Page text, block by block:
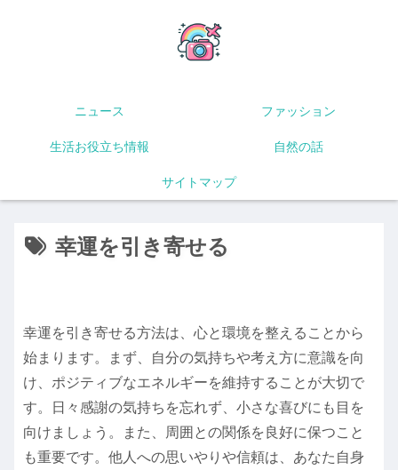
ニュース ファッション
生活お役立ち情報 自然の話
サイトマップ
幸運を引き寄せる
幸運を引き寄せる方法は、心と環境を整えることから
始まります。まず、自分の気持ちや考え方に意識を向
け、ポジティブなエネルギーを維持することが大切で
す。日々感謝の気持ちを忘れず、小さな喜びにも目を
向けましょう。また、周囲との関係を良好に保つこと
も重要です。他人への思いやりや信頼は、あなた自身